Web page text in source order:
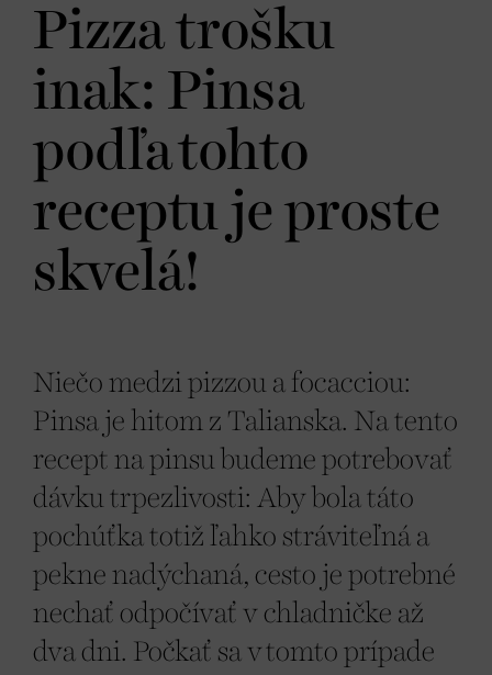
Pizza trošku
inak: Pinsa
podľa tohto
receptu je proste
skvelá!
Niečo medzi pizzou a focacciou:
Pinsa je hitom z Talianska. Na tento
recept na pinsu budeme potrebovať
dávku trpezlivosti: Aby bola táto
pochúťka totiž ľahko stráviteľná a
pekne nadýchaná, cesto je potrebné
nechať odpočívať v chladničke až
dva dni. Počkať sa v tomto prípade